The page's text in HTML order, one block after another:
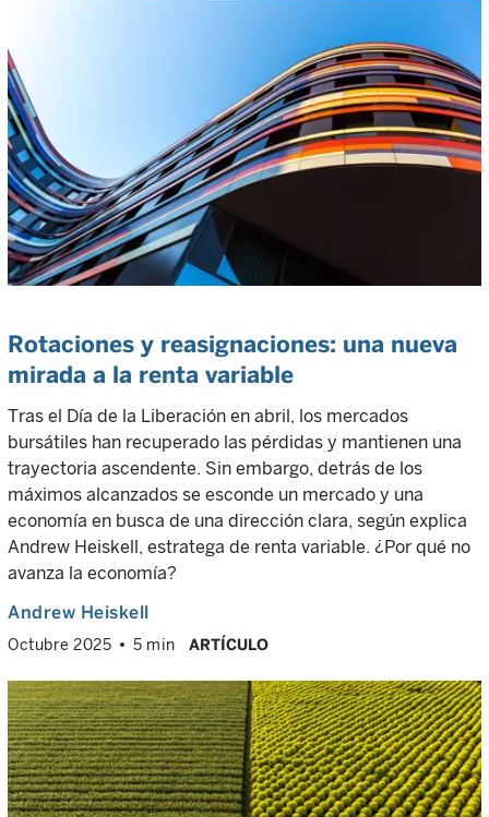
Rotaciones y reasignaciones: una nueva
mirada a la renta variable
Tras el Día de la Liberación en abril, los mercados
bursátiles han recuperado las pérdidas y mantienen una
trayectoria ascendente. Sin embargo, detrás de los
máximos alcanzados se esconde un mercado y una
economía en busca de una dirección clara, según explica
Andrew Heiskell, estratega de renta variable. ¿Por qué no
avanza la economía?
Andrew Heiskell
Octubre 2025 5 min ARTÍCULO